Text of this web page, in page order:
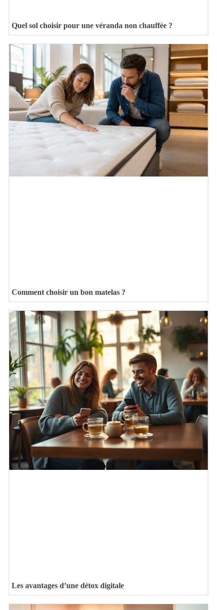
Quel sol choisir pour une véranda non chauffée ?
Comment choisir un bon matelas ?
Les avantages d’une détox digitale